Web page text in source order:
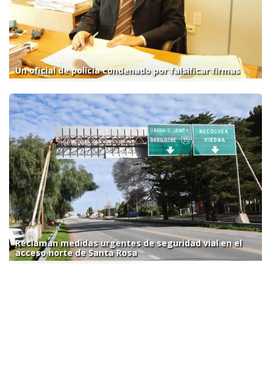
Un oficial de policía condenado por falsificar firmas
Reclaman medidas urgentes de seguridad vial en el
acceso norte de Santa Rosa